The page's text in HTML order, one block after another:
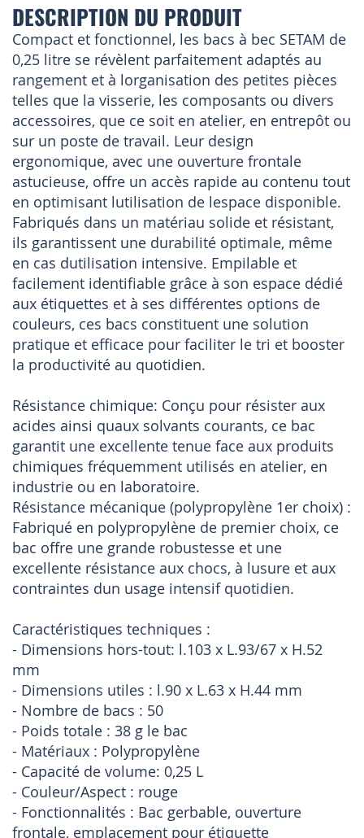
DESCRIPTION DU PRODUIT
Compact et fonctionnel, les bacs à bec SETAM de
0,25 litre se révèlent parfaitement adaptés au
rangement et à lorganisation des petites pièces
telles que la visserie, les composants ou divers
accessoires, que ce soit en atelier, en entrepôt ou
sur un poste de travail. Leur design
ergonomique, avec une ouverture frontale
astucieuse, offre un accès rapide au contenu tout
en optimisant lutilisation de lespace disponible.
Fabriqués dans un matériau solide et résistant,
ils garantissent une durabilité optimale, même
en cas dutilisation intensive. Empilable et
facilement identifiable grâce à son espace dédié
aux étiquettes et à ses différentes options de
couleurs, ces bacs constituent une solution
pratique et efficace pour faciliter le tri et booster
la productivité au quotidien.
Résistance chimique: Conçu pour résister aux
acides ainsi quaux solvants courants, ce bac
garantit une excellente tenue face aux produits
chimiques fréquemment utilisés en atelier, en
industrie ou en laboratoire.
Résistance mécanique (polypropylène 1er choix) :
Fabriqué en polypropylène de premier choix, ce
bac offre une grande robustesse et une
excellente résistance aux chocs, à lusure et aux
contraintes dun usage intensif quotidien.
Caractéristiques techniques :
- Dimensions hors-tout: l.103 x L.93/67 x H.52
mm
- Dimensions utiles : l.90 x L.63 x H.44 mm
- Nombre de bacs : 50
- Poids totale : 38 g le bac
- Matériaux : Polypropylène
- Capacité de volume: 0,25 L
- Couleur/Aspect : rouge
- Fonctionnalités : Bac gerbable, ouverture
frontale, emplacement pour étiquette